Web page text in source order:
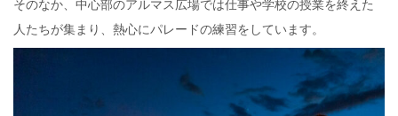
そのなか、中心部のアルマス広場では仕事や学校の授業を終えた
人たちが集まり、熱心にパレードの練習をしています。